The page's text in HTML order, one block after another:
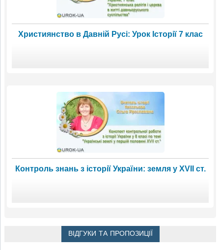
Християнство в Давній Русі: Урок Історії 7 клас
Контроль знань з історії України: земля у ХVII ст.
ВІДГУКИ ТА ПРОПОЗИЦІЇ